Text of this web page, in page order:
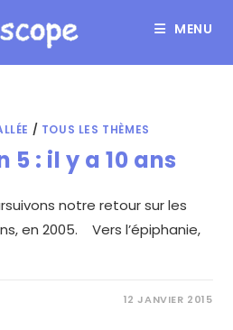
MENU
/ TOUS LES THÈMES
5 : il y a 10 ans
notre retour sur les
en 2005. Vers l’épiphanie,
12 JANVIER 2015